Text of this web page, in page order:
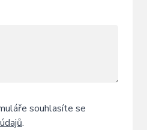
souhlasíte se
.